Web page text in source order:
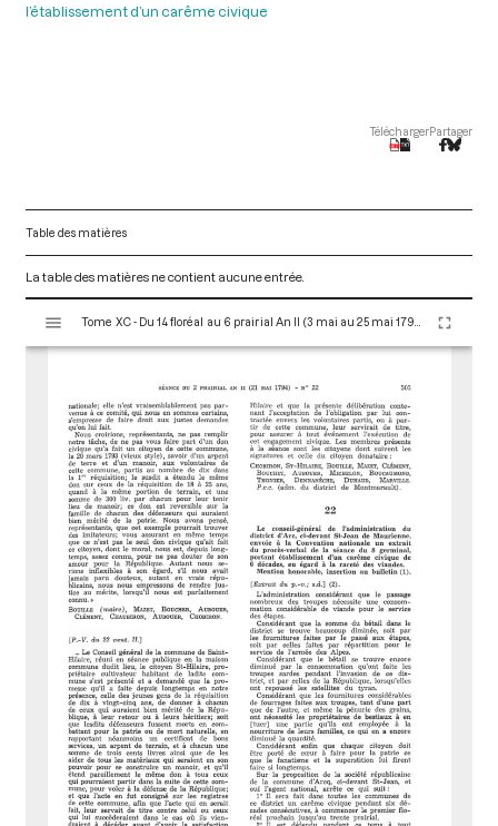
l’établissement d’un carême civique
TéléchargerPartager
Table des matières
La table des matières ne contient aucune entrée.
s